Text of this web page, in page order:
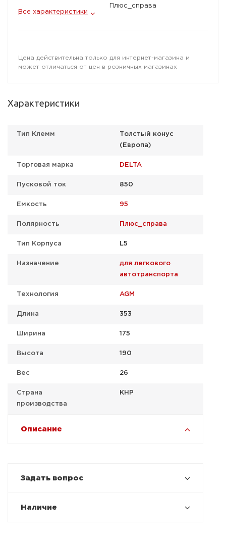
Плюс_справа
Все характеристики
Цена действительна только для интернет-магазина и
может отличаться от цен в розничных магазинах
Характеристики
Тип Клемм
Толстый конус
(Европа)
Торговая марка DELTA
Пусковой ток 850
Емкость 95
Полярность Плюс_справа
Тип Корпуса L5
Назначение
для легкового
автотранспорта
Технология AGM
Длина 353
Ширина 175
Высота 190
Вес 26
Страна
производства
КНР
Описание
Задать вопрос
Наличие